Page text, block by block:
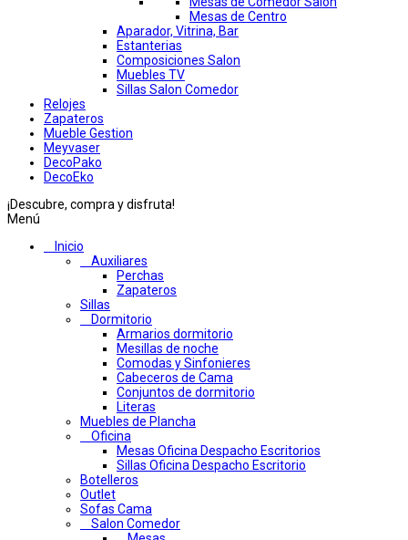
Mesas de Centro
Aparador, Vitrina, Bar
Estanterias
Composiciones Salon
Muebles TV
Sillas Salon Comedor
Relojes
Zapateros
Mueble Gestion
Meyvaser
DecoPako
DecoEko
¡Descubre, compra y disfruta!
Menú
Inicio
Auxiliares
Perchas
Zapateros
Sillas
Dormitorio
Armarios dormitorio
Mesillas de noche
Comodas y Sinfonieres
Cabeceros de Cama
Conjuntos de dormitorio
Literas
Muebles de Plancha
Oficina
Mesas Oficina Despacho Escritorios
Sillas Oficina Despacho Escritorio
Botelleros
Outlet
Sofas Cama
Salon Comedor